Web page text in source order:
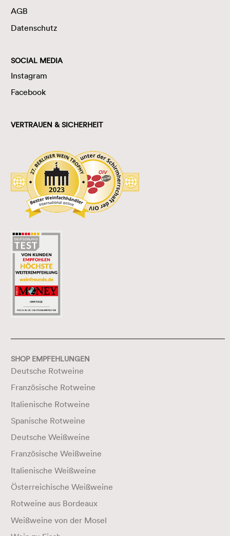
AGB
Datenschutz
SOCIAL MEDIA
Instagram
Facebook
VERTRAUEN & SICHERHEIT
SHOP EMPFEHLUNGEN
Deutsche Rotweine
Französische Rotweine
Italienische Rotweine
Spanische Rotweine
Deutsche Weißweine
Französische Weißweine
Italienische Weißweine
Österreichische Weißweine
Rotweine aus Bordeaux
Weißweine von der Mosel